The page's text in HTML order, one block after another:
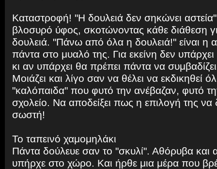
Καταστροφή! "Η δουλειά δεν σηκώνει αστεία"
βλοσυρό ύφος, σκοτώνοντας κάθε διάθεση
δουλειά. "Πάνω από όλα η δουλειά!" είναι η
πάντα στο μυαλό της. Για εκείνη δεν
κι αν υπάρχει θα πρέπει πάντα να
Μοιάζει και λίγο σαν να θέλει να εκδικηθεί
"καλόπαιδα" που φυτό την ανέβαζαν, φυτό
σχολείο. Να αποδείξει πως η επιλογή της να
σωστή!
Το ταπεινό χαμομηλάκι
Πάντα δούλευε σαν το "σκυλί". Αθόρυβα και
υπήρχε στο χώρο. Και ήρθε μια μέρα που